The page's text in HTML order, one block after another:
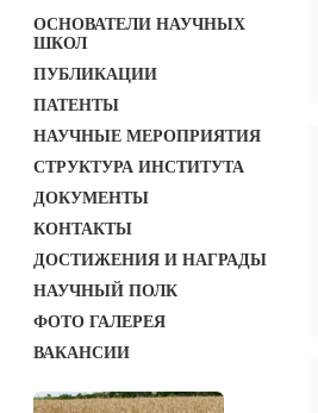
ОСНОВАТЕЛИ НАУЧНЫХ
ШКОЛ
ПУБЛИКАЦИИ
ПАТЕНТЫ
НАУЧНЫЕ МЕРОПРИЯТИЯ
СТРУКТУРА ИНСТИТУТА
ДОКУМЕНТЫ
КОНТАКТЫ
ДОСТИЖЕНИЯ И НАГРАДЫ
НАУЧНЫЙ ПОЛК
ФОТО ГАЛЕРЕЯ
ВАКАНСИИ